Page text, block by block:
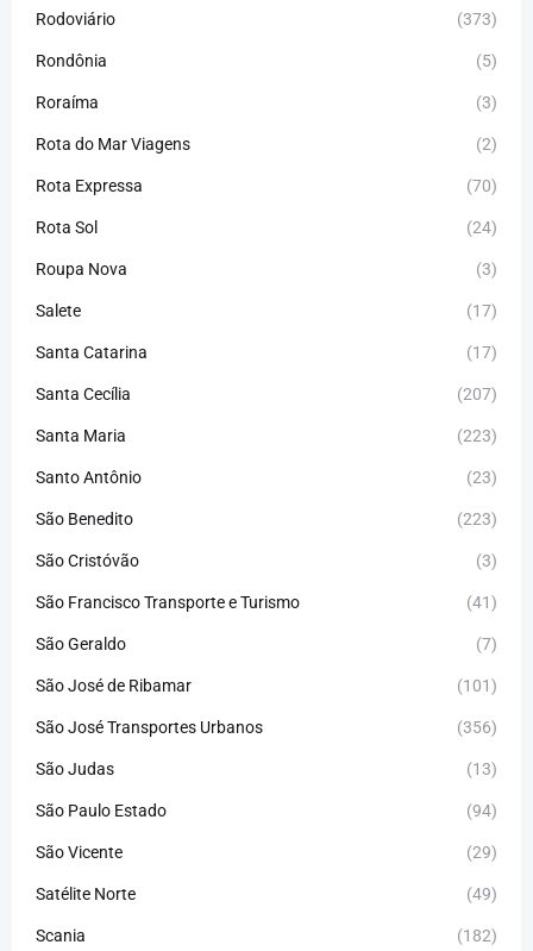
Rodoviário (373)
Rondônia (5)
Roraíma (3)
Rota do Mar Viagens (2)
Rota Expressa (70)
Rota Sol (24)
Roupa Nova (3)
Salete (17)
Santa Catarina (17)
Santa Cecília (207)
Santa Maria (223)
Santo Antônio (23)
São Benedito (223)
São Cristóvão (3)
São Francisco Transporte e Turismo (41)
São Geraldo (7)
São José de Ribamar (101)
São José Transportes Urbanos (356)
São Judas (13)
São Paulo Estado (94)
São Vicente (29)
Satélite Norte (49)
Scania (182)